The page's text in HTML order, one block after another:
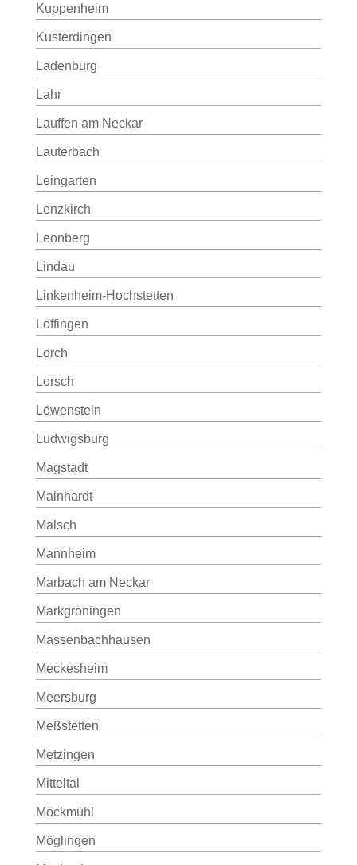
Kuppenheim
Kusterdingen
Ladenburg
Lahr
Lauffen am Neckar
Lauterbach
Leingarten
Lenzkirch
Leonberg
Lindau
Linkenheim-Hochstetten
Löffingen
Lorch
Lorsch
Löwenstein
Ludwigsburg
Magstadt
Mainhardt
Malsch
Mannheim
Marbach am Neckar
Markgröningen
Massenbachhausen
Meckesheim
Meersburg
Meßstetten
Metzingen
Mitteltal
Möckmühl
Möglingen